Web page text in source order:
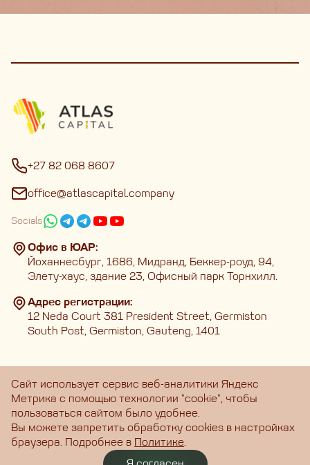
+27 82 068 8607
office@atlascapital.company
Socials
Офис в ЮАР:
Йоханнесбург, 1686, Мидранд, Беккер-роуд, 94,
Элету-хаус, здание 23, Офисный парк Торнхилл.
Адрес регистрации:
12 Neda Court 381 President Street, Germiston
South Post, Germiston, Gauteng, 1401
ГлавнаяУслугиПолезные материалыО насЛичный кабинет
Copyright © 2025 ∗ ATLAS CAPITAL
Сайт использует сервис веб-аналитики Яндекс
Метрика с помощью технологии "cookie", чтобы
пользоваться сайтом было удобнее.
Вы можете запретить обработку cookies в настройках
браузера. Подробнее в Политике.